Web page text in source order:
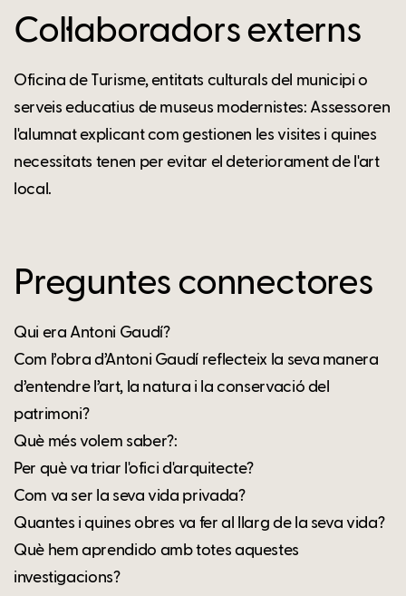
Col·laboradors externs
Oficina de Turisme, entitats culturals del municipi o
serveis educatius de museus modernistes: Assessoren
l'alumnat explicant com gestionen les visites i quines
necessitats tenen per evitar el deteriorament de l'art
local.
Preguntes connectores
Qui era Antoni Gaudí?
Com l’obra d’Antoni Gaudí reflecteix la seva manera
d’entendre l’art, la natura i la conservació del
patrimoni?
Què més volem saber?:
Per què va triar l'ofici d'arquitecte?
Com va ser la seva vida privada?
Quantes i quines obres va fer al llarg de la seva vida?
Què hem aprendido amb totes aquestes
investigacions?